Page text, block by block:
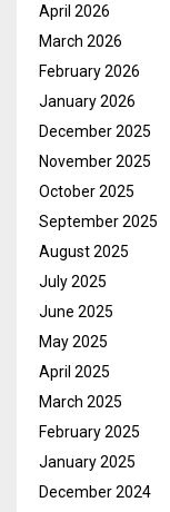
April 2026
March 2026
February 2026
January 2026
December 2025
November 2025
October 2025
September 2025
August 2025
July 2025
June 2025
May 2025
April 2025
March 2025
February 2025
January 2025
December 2024